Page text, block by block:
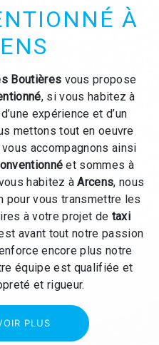
À
Boutières vous propose
, si vous habitez à
expérience et d’un
mettons tout en oeuvre
accompagnons ainsi
et sommes à
habitez àArcens, nous
pour vous transmettre les
à votre projet de taxi
avant tout notre passion
encore plus notre
équipe est qualifiée et
et rigueur.
PLUS